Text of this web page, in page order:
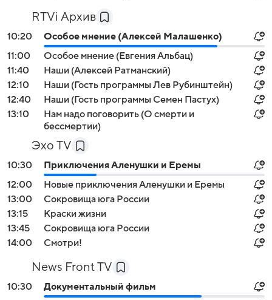
RTVi Архив
10:20
Особое мнение (Алексей Малашенко)
11:00
Особое мнение (Евгения Альбац)
11:40
Наши (Алексей Ратманский)
12:10
Наши (Гость программы Лев Рубинштейн)
12:40
Наши (Гость программы Семен Пастух)
13:10
Нам надо поговорить (О смерти и
бессмертии)
Эхо TV
10:30
Приключения Аленушки и Еремы
12:00
Новые приключения Аленушки и Еремы
13:00
Сокровища юга России
13:15
Краски жизни
13:45
Сокровища юга России
14:00
Смотри!
News Front TV
10:30
Документальный фильм